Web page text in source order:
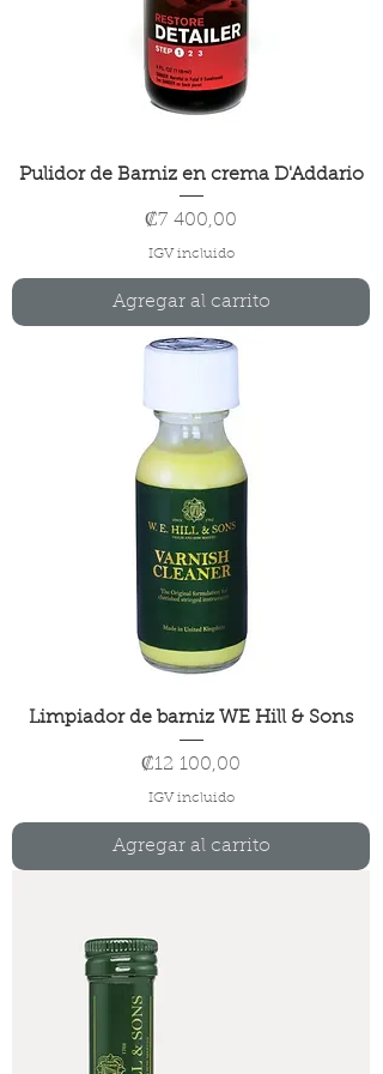
Pulidor de Barniz en crema D'Addario
Precio
₡7 400,00
IGV incluido
Agregar al carrito
Limpiador de barniz WE Hill & Sons
Precio
₡12 100,00
IGV incluido
Agregar al carrito